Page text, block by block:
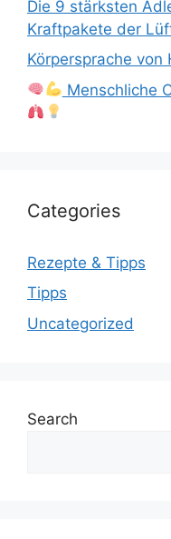
Die 9 stärksten
Kraftpakete der
Körpersprache von
Menschliche
Categories
Rezepte & Tipps
Tipps
Uncategorized
Search